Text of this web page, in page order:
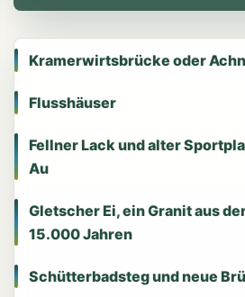
Kramerwirtsbrücke oder
Flusshäuser
Fellner Lack und alter
Au
Gletscher Ei, ein Granit aus
15.000 Jahren
Schütterbadsteg und neue